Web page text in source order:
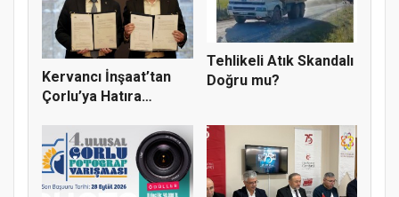
Kervancı İnşaat’tan
Çorlu’ya Hatıra
Tehlikeli Atık Skandalı
Doğru mu?